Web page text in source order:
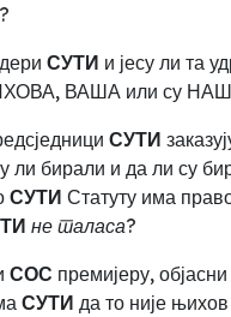
?
СУТИ и јесу ли та
ВАША или су
СУТИ
ли бирали и да ли су
СУТИ Статуту има
не таласа?
СОС премијеру, објасни
СУТИ да то није